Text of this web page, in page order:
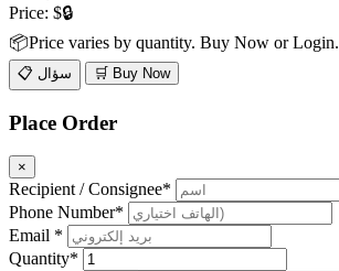
Price: $🔒
📦Price varies by quantity. Buy Now or Login.
📋 سؤال 🛒 Buy Now
Place Order
×
Recipient / Consignee*
Phone Number*
Email *
Quantity*